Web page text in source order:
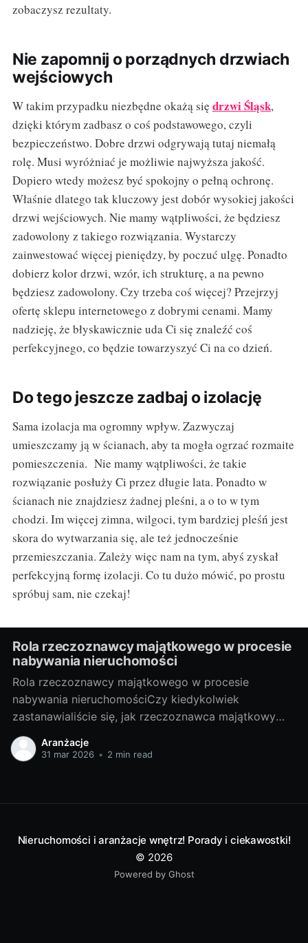
zobaczysz rezultaty.
Nie zapomnij o porządnych drzwiach
wejściowych
W takim przypadku niezbędne okażą się drzwi Śląsk,
dzięki którym zadbasz o coś podstawowego, czyli
bezpieczeństwo. Dobre drzwi odgrywają tutaj niemałą
rolę. Musi wyróżniać je możliwie najwyższa jakość.
Dopiero wtedy możesz być spokojny o pełną ochronę.
Właśnie dlatego tak kluczowy jest dobór wysokiej jakości
drzwi wejściowych. Nie mamy wątpliwości, że będziesz
zadowolony z takiego rozwiązania. Wystarczy
zainwestować więcej pieniędzy, by poczuć ulgę. Ponadto
dobierz kolor drzwi, wzór, ich strukturę, a na pewno
będziesz zadowolony. Czy trzeba coś więcej? Przejrzyj
ofertę sklepu internetowego z dobrymi cenami. Mamy
nadzieję, że błyskawicznie uda Ci się znaleźć coś
perfekcyjnego, co będzie towarzyszyć Ci na co dzień.
Do tego jeszcze zadbaj o izolację
Sama izolacja ma ogromny wpływ. Zazwyczaj
umieszczamy ją w ścianach, aby ta mogła ogrzać rozmaite
pomieszczenia. Nie mamy wątpliwości, że takie
rozwiązanie posłuży Ci przez długie lata. Ponadto w
ścianach nie znajdziesz żadnej pleśni, a o to w tym
chodzi. Im więcej zimna, wilgoci, tym bardziej pleśń jest
skora do wytwarzania się, ale też jednocześnie
przemieszczania. Zależy więc nam na tym, abyś zyskał
perfekcyjną formę izolacji. Co tu dużo mówić, po prostu
spróbuj sam, nie czekaj!
Rola rzeczoznawcy majątkowego w procesie
nabywania nieruchomości
Rola rzeczoznawcy majątkowego w procesie
nabywania nieruchomościCzy kiedykolwiek
zastanawialiście się, jak rzeczoznawca majątkowy
wpływa na proces nabywania nieruchomości? Czy
warto skorzystać z jego usług? W niniejszym artykule
rzeczoznawcy majątkowego1. Czym jest
Aranżacje
31 mar 2026 • 2 min read
Nieruchomości i aranżacje wnętrz! Porady i ciekawostki!
© 2026
Powered by Ghost